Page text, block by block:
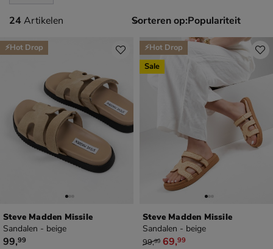
24 artikelen
24 Artikelen Sorteren op:
Steve Madden Missile
Sandalen - beige
€ 99,99
99,99
⚡Hot Drop
Steve Madden Missile
Sandalen - beige
van € 99,99 voor € 69,99
99,99 69,99
⚡Hot Drop
Sale